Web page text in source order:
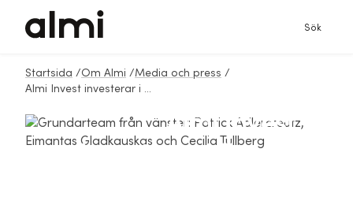
Sök
Startsida /Om Almi /Media och press /
Almi Invest investerar i Emulsi Biotech - ny teknik för biologiska läkemedel
Almi Invest
investerar i Emulsi